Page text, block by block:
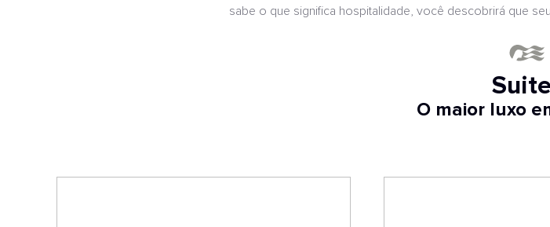
sabe o que significa hospitalidade, você descobrirá que
O maior luxo